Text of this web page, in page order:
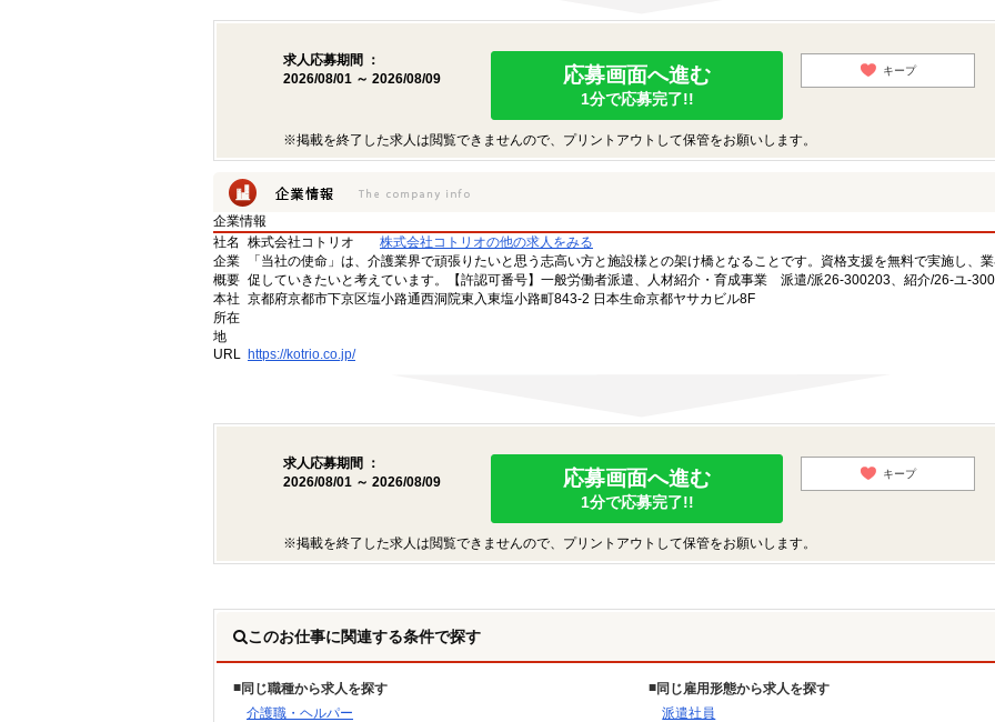
求人応募期間 ：
2026/08/01 ～ 2026/08/09
応募画面へ進む
1分で応募完了!!
キープ
※掲載を終了した求人は閲覧できませんので、プリントアウトして保管をお願いします。
企業情報
社名
株式会社コトリオ
株式会社コトリオの他の求人をみる
企業
概要
「当社の使命」は、介護業界で頑張りたいと思う志高い方と施設様との架け橋となることです。資格支援を無料で実施し、
促していきたいと考えています。【許認可番号】一般労働者派遣、人材紹介・育成事業 派遣/派26-300203、紹介/26-ユ-
本社
所在
地
京都府京都市下京区塩小路通西洞院東入東塩小路町843-2 日本生命京都ヤサカビル8F
URL https://kotrio.co.jp/
求人応募期間 ：
2026/08/01 ～ 2026/08/09
応募画面へ進む
1分で応募完了!!
キープ
※掲載を終了した求人は閲覧できませんので、プリントアウトして保管をお願いします。
このお仕事に関連する条件で探す
同じ職種から求人を探す
介護職・ヘルパー
同じ雇用形態から求人を探す
派遣社員